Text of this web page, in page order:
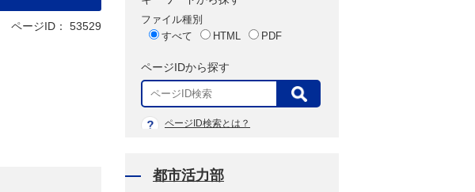
ページID：
53529
ファイル種別
すべて
HTML PDF
ページIDから探す
表
ページID検索とは？
都市活力部